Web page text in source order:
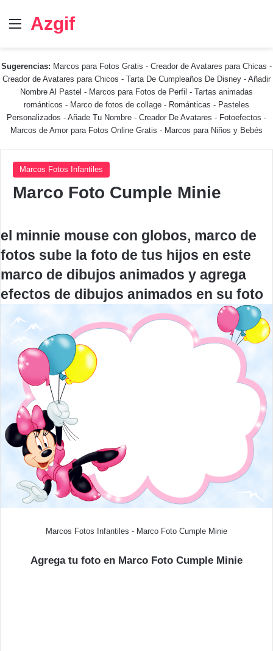
Menú
Azgif
Sugerencias: Marcos para Fotos Gratis - Creador de Avatares para Chicas -
Creador de Avatares para Chicos - Tarta De Cumpleaños De Disney - Añadir
Nombre Al Pastel - Marcos para Fotos de Perfil - Tartas animadas
románticos - Marco de fotos de collage - Románticas - Pasteles
Personalizados - Añade Tu Nombre - Creador De Avatares - Fotoefectos -
Marcos de Amor para Fotos Online Gratis - Marcos para Niños y Bebés
Marcos Fotos Infantiles
Marco Foto Cumple Minie
el minnie mouse con globos, marco de
fotos sube la foto de tus hijos en este
marco de dibujos animados y agrega
efectos de dibujos animados en su foto
Marcos Fotos Infantiles - Marco Foto Cumple Minie
Agrega tu foto en Marco Foto Cumple Minie